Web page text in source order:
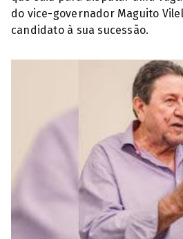
do vice-governador Maguito
candidato à sua sucessão.